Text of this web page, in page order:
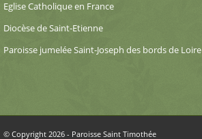
Eglise Catholique en France
Diocèse de Saint-Etienne
Paroisse jumelée Saint-Joseph des bords de Loire
© Copyright 2026 - Paroisse Saint Timothée